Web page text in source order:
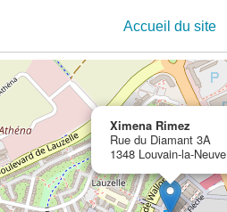
Accueil du site
Ximena Rimez
Rue du Diamant 3A
1348 Louvain-la-Neuve